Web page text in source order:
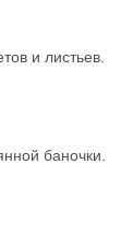
и листьев.
баночки.